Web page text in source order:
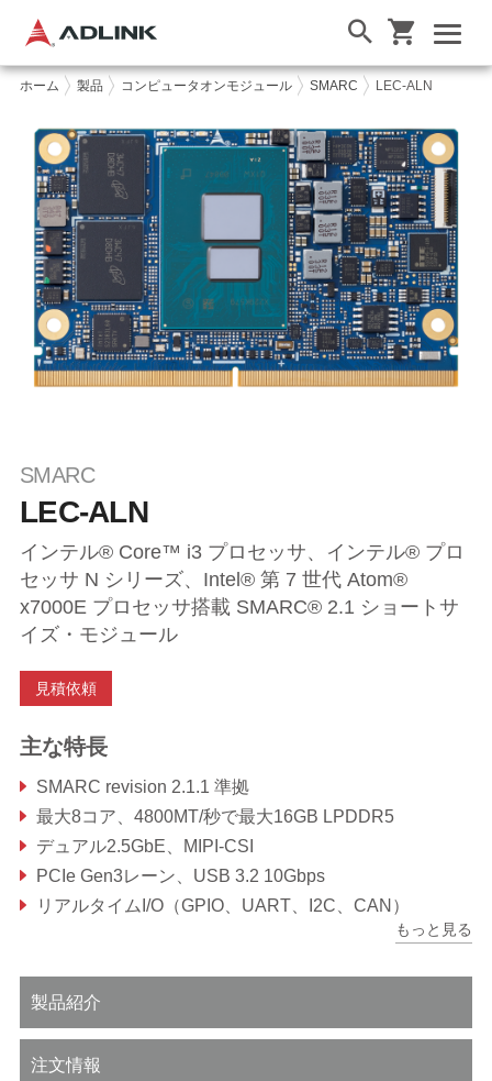
ホーム 製品 コンピュータオンモジュール SMARC LEC-ALN
SMARC
LEC-ALN
インテル® Core™ i3 プロセッサ、インテル® プロ
セッサ N シリーズ、Intel® 第 7 世代 Atom®
x7000E プロセッサ搭載 SMARC® 2.1 ショートサ
イズ・モジュール
見積依頼
主な特長
SMARC revision 2.1.1 準拠
最大8コア、4800MT/秒で最大16GB LPDDR5
デュアル2.5GbE、MIPI-CSI
PCIe Gen3レーン、USB 3.2 10Gbps
リアルタイムI/O（GPIO、UART、I2C、CAN）
堅牢な動作温度（オプション）：－40℃～85℃もっと見る
製品紹介
注文情報